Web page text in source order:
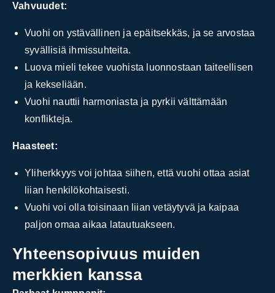
Vahvuudet:
Vuohi on ystävällinen ja epäitsekkäs, ja se arvostaa
syvällisiä ihmissuhteita.
Luova mieli tekee vuohista luonnostaan taiteellisen
ja kekseliään.
Vuohi nauttii harmoniasta ja pyrkii välttämään
konflikteja.
Haasteet:
Yliherkkyys voi johtaa siihen, että vuohi ottaa asiat
liian henkilökohtaisesti.
Vuohi voi olla toisinaan liian vetäytyvä ja kaipaa
paljon omaa aikaa latautuakseen.
Yhteensopivuus muiden
merkkien kanssa